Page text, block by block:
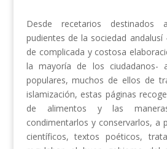
Desde recetarios
pudientes de la sociedad andalusí
de complicada y costosa
la mayoría de los ciudadanos-
populares, muchos de ellos de
islamización, estas páginas
de alimentos y las
condimentarlos y conservarlos, a
científicos, textos poéticos,